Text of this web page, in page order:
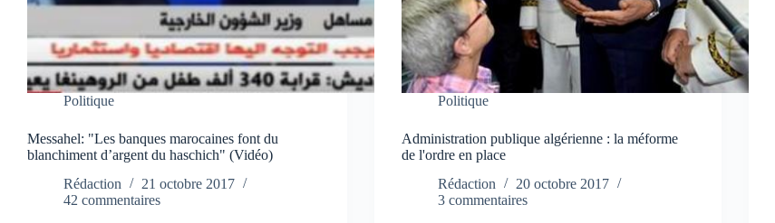
Politique
Messahel: "Les banques marocaines font du
blanchiment d’argent du haschich" (Vidéo)
Rédaction
21 octobre 2017
42 commentaires
Politique
Administration publique algérienne : la méforme
de l'ordre en place
Rédaction
20 octobre 2017
3 commentaires